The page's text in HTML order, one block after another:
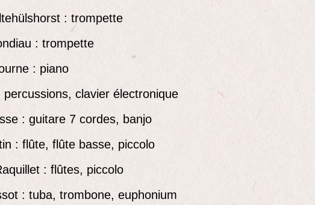
: trompette
: trompette
: piano
percussions, clavier électronique
: guitare 7 cordes, banjo
: flûte, flûte basse, piccolo
: flûtes, piccolo
: tuba, trombone, euphonium